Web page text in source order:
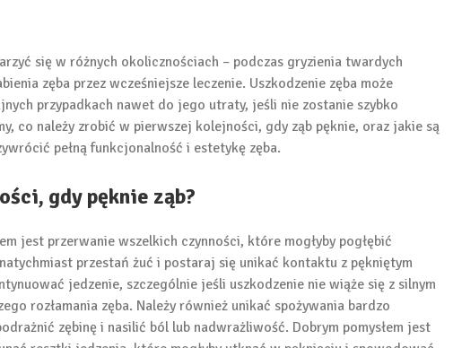
się w różnych okolicznościach – podczas gryzienia twardych
zęba przez wcześniejsze leczenie. Uszkodzenie zęba może
przypadkach nawet do jego utraty, jeśli nie zostanie szybko
co należy zrobić w pierwszej kolejności, gdy ząb pęknie, oraz jakie są
pełną funkcjonalność i estetykę zęba.
gdy pęknie ząb?
jest przerwanie wszelkich czynności, które mogłyby pogłębić
przestań żuć i postaraj się unikać kontaktu z pękniętym
jedzenie, szczególnie jeśli uszkodzenie nie wiąże się z silnym
rozłamania zęba. Należy również unikać spożywania bardzo
zębinę i nasilić ból lub nadwrażliwość. Dobrym pomysłem jest